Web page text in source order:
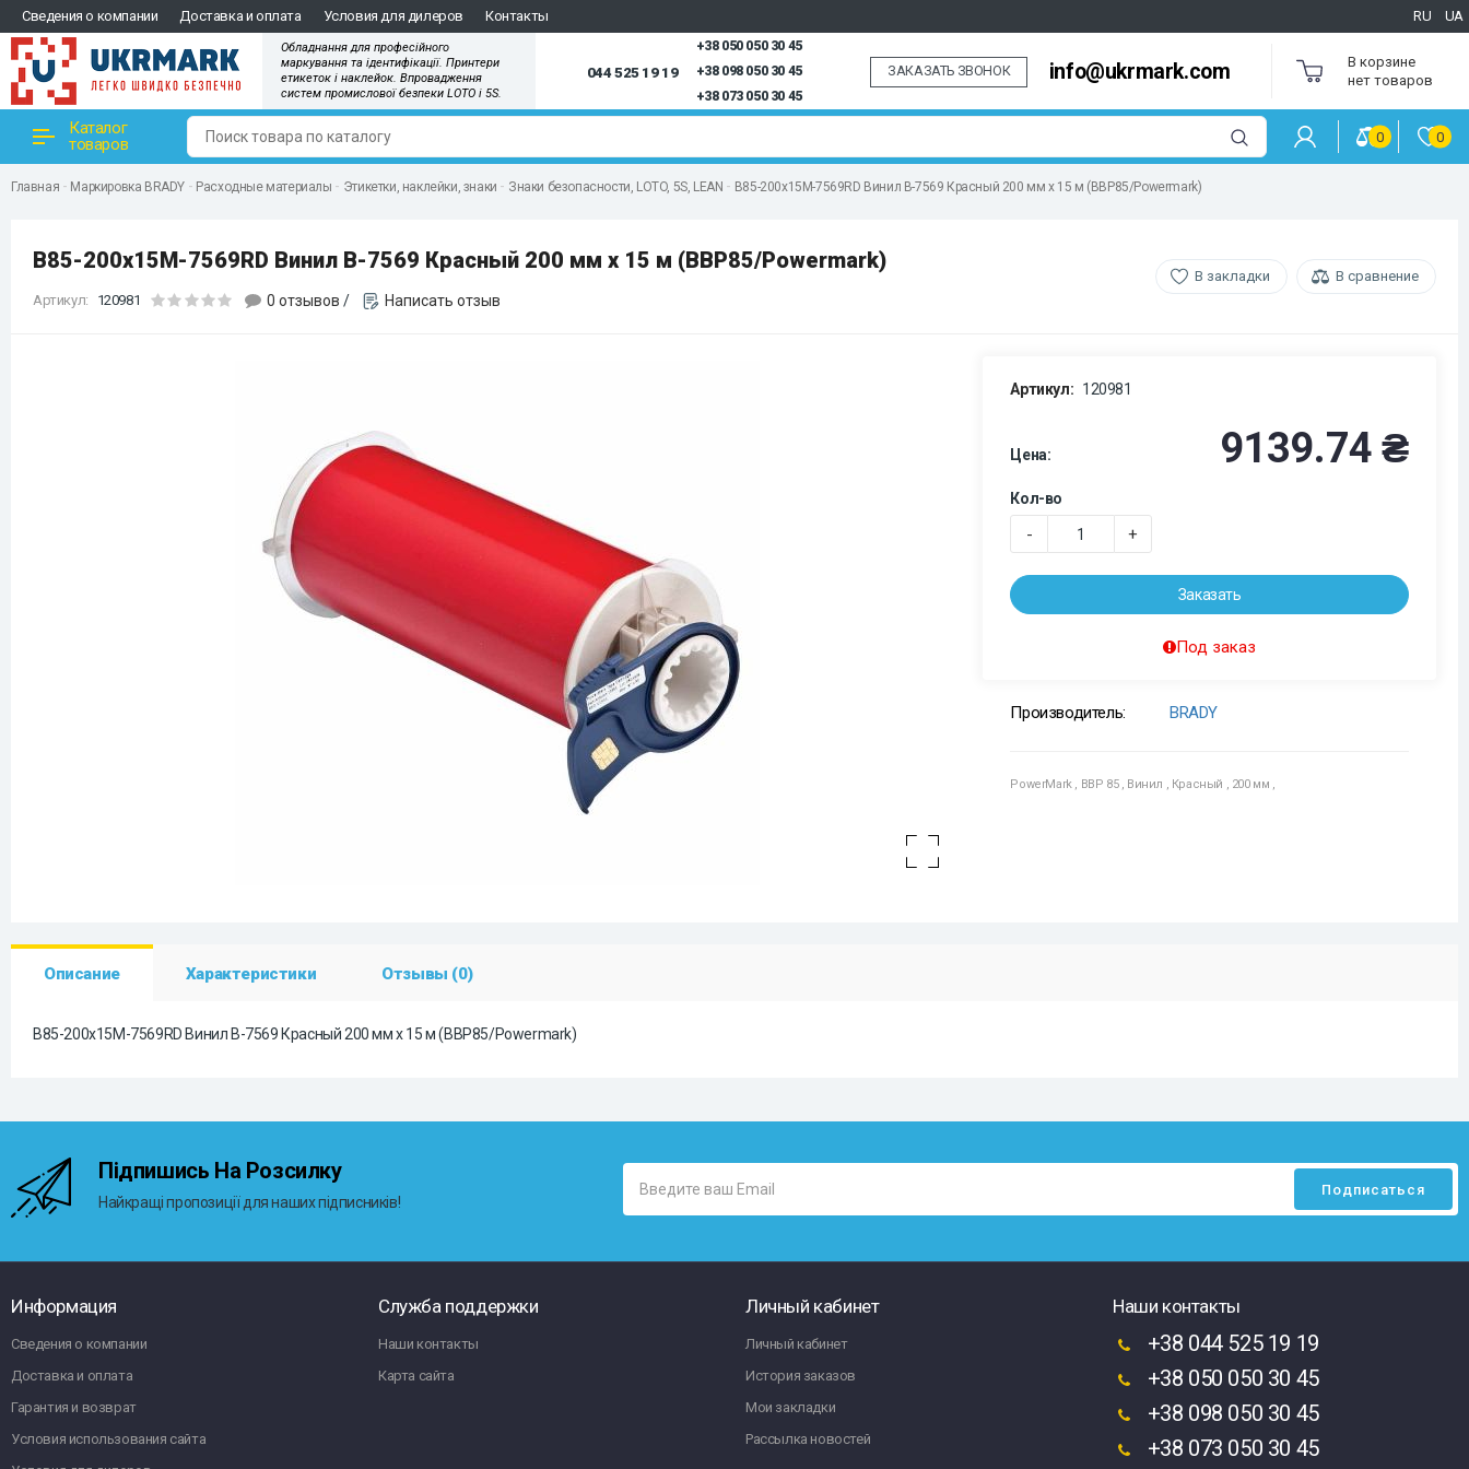
Сведения о компании Доставка и оплата Условия для дилеров Контакты RU UA
Обладнання для професійного
маркування та ідентифікації. Принтери
етикеток і наклейок. Впровадження
систем промислової безпеки LOTO і 5S.
044 525 19 19
+38 050 050 30 45
+38 098 050 30 45
+38 073 050 30 45
ЗАКАЗАТЬ ЗВОНОК info@ukrmark.com
В корзине
нет товаров
Каталог
товаров
0 0
Главная Маркировка BRADY Расходные материалы Этикетки, наклейки, знаки Знаки безопасности, LOTO, 5S, LEAN B85-200x15M-7569RD Винил B-7569 Красный 200 мм x 15 м (BBP85/Powermark)
B85-200x15M-7569RD Винил B-7569 Красный 200 мм x 15 м (BBP85/Powermark)
Артикул: 120981 0 отзывов / Написать отзыв
В закладки В сравнение
Артикул: 120981
Цена: 9139.74 ₴
Кол-во
- +
Заказать
Под заказ
Производитель: BRADY
PowerMark , BBP 85 , Винил , Красный , 200 мм ,
Описание Характеристики Отзывы (0)
B85-200x15M-7569RD Винил B-7569 Красный 200 мм x 15 м (BBP85/Powermark)
Підпишись На Розсилку
Найкращі пропозиції для наших підписників!
Информация
Сведения о компании
Доставка и оплата
Гарантия и возврат
Условия использования сайта
Служба поддержки
Наши контакты
Карта сайта
Личный кабинет
Личный кабинет
История заказов
Мои закладки
Рассылка новостей
Наши контакты
+38 044 525 19 19
+38 050 050 30 45
+38 098 050 30 45
+38 073 050 30 45